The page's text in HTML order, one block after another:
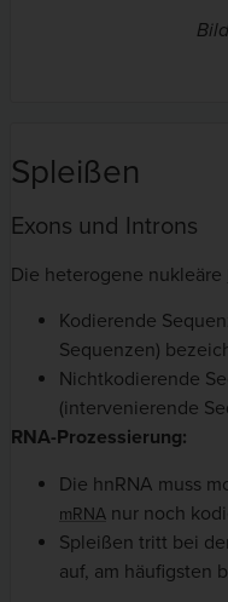
Spleißen
Exons und Introns
Die heterogene nukleäre
Kodierende
Sequenzen)
Nichtkodierende
(intervenierende
RNA-Prozessierung:
Die hnRNA muss
mRNA nur noch
Spleißen tritt bei
auf, am häufigsten